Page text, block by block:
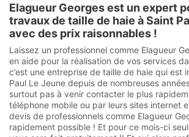
Elagueur Georges est un expert
travaux de taille de haie à Saint
avec des prix raisonnables !
Laissez un professionnel comme Elagueur
en aide pour la réalisation de vos services
c’est une entreprise de taille de haie qui est
Paul Le Jeune depuis de nombreuses
surtout pas à venir contacter le plus
téléphone mobile ou par leurs sites internet
devis de professionnels comme Elagueur
rapidement possible ! Et pour ce mois-ci